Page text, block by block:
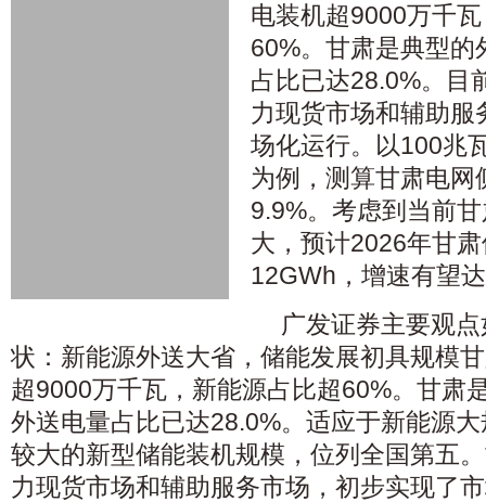
电装机超9000万千
60%。甘肃是典型的
占比已达28.0%。目
力现货市场和辅助
场化运行。以100兆
为例，测算甘肃电
9.9%。考虑到当前
大，预计2026年甘
12GWh，增速有望
广发证券主要观
状：新能源外送大省，储能发展初具规模
超9000万千瓦，新能源占比超60%。甘肃
外送电量占比已达28.0%。适应于新能源
较大的新型储能装机规模，位列全国第五
力现货市场和辅助服务市场，初步实现了